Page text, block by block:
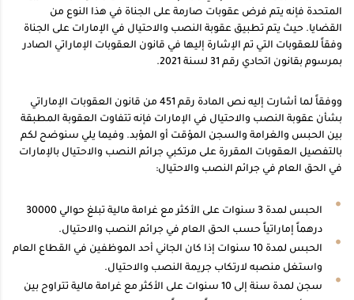
المتحدة فإنه يتم فرض عقوبات صارمة على الجناة في هذا النوع من
القضايا. حيث يتم تطبيق عقوبة النصب والاحتيال في الإمارات على الجناة
وفقاً للعقوبات التي تم الإشارة إليها في قانون العقوبات الإماراتي الصادر
بمرسوم بقانون اتحادي رقم 31 لسنة 2021.
ووفقاً لما أشارت إليه نص المادة رقم 451 من قانون العقوبات الإماراتي
بشأن عقوبة النصب والاحتيال في الإمارات فإنه تتفاوت العقوبة المطبقة
بين الحبس والغرامة والسجن المؤقت أو المؤبد. وفيما يلي سنوضح لكم
بالتفصيل العقوبات المقررة على مرتكبي جرائم النصب والاحتيال بالإمارات
في الحق العام في جرائم النصب والاحتيال:
الحبس لمدة 3 سنوات على الأكثر مع غرامة مالية تبلغ حوالي 30000
درهماً إماراتياً حسب الحق العام في جرائم النصب والاحتيال.
الحبس لمدة 10 سنوات إذا كان الجاني أحد الموظفين في القطاع العام
واستغل منصبه لارتكاب جريمة النصب والاحتيال.
سجن لمدة سنة إلى 10 سنوات على الأكثر مع غرامة مالية تتراوح بين